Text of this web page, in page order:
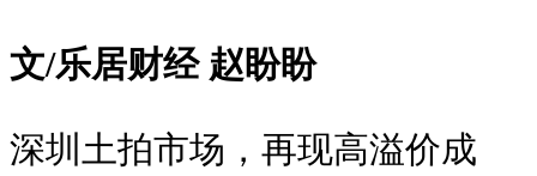
文/乐居财经 赵盼盼
深圳土拍市场，再现高溢价成